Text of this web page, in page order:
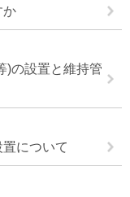
か
の設置と維持管
について